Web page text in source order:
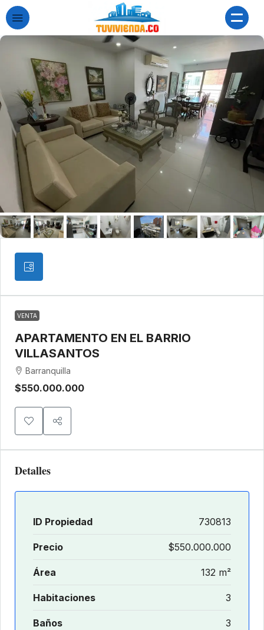
VENTA
APARTAMENTO EN EL BARRIO
VILLASANTOS
Barranquilla
$550.000.000
Detalles
ID Propiedad 730813
Precio $550.000.000
Área 132 m²
Habitaciones 3
Baños 3